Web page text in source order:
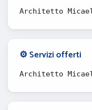
Architetto
⚙️ Servizi offerti
Architetto